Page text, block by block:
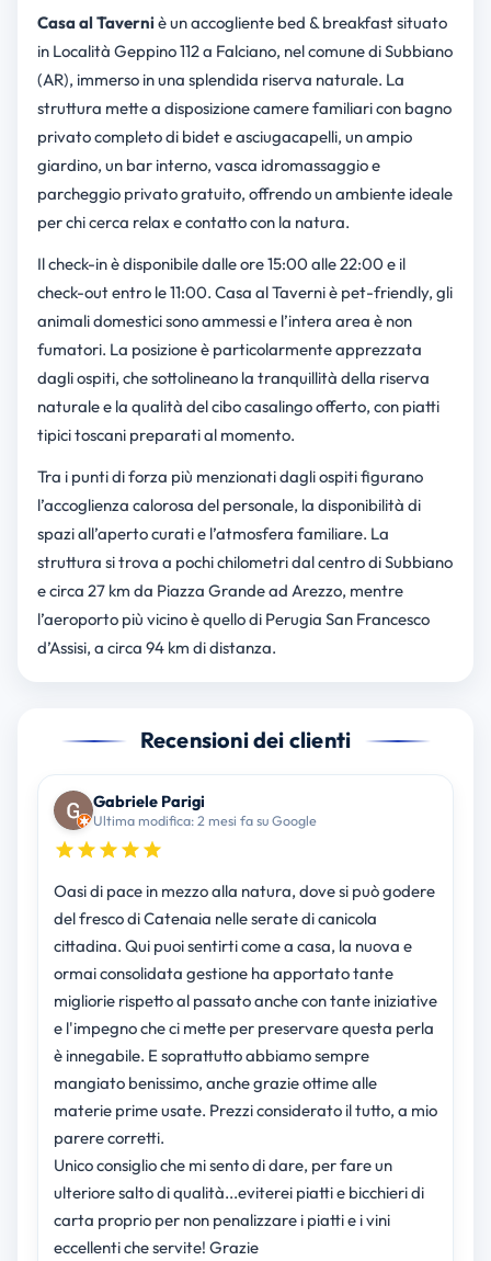
Casa al Taverniè un accogliente bed & breakfast situato
in Località Geppino 112 a Falciano, nel comune di Subbiano
(AR), immerso in una splendida riserva naturale. La
struttura mette a disposizione camere familiari con bagno
privato completo di bidet e asciugacapelli, un ampio
giardino, un bar interno, vasca idromassaggio e
parcheggio privato gratuito, offrendo un ambiente ideale
per chi cerca relax e contatto con la natura.
Il check-in è disponibile dalle ore 15:00 alle 22:00 e il
check-out entro le 11:00. Casa al Taverni è pet-friendly, gli
animali domestici sono ammessi e l’intera area è non
fumatori. La posizione è particolarmente apprezzata
dagli ospiti, che sottolineano la tranquillità della riserva
naturale e la qualità del cibo casalingo offerto, con piatti
tipici toscani preparati al momento.
Tra i punti di forza più menzionati dagli ospiti figurano
l’accoglienza calorosa del personale, la disponibilità di
spazi all’aperto curati e l’atmosfera familiare. La
struttura si trova a pochi chilometri dal centro di Subbiano
e circa 27 km da Piazza Grande ad Arezzo, mentre
l’aeroporto più vicino è quello di Perugia San Francesco
d’Assisi, a circa 94 km di distanza.
Recensioni dei clienti
Gabriele Parigi
Ultima modifica: 2 mesi fa su Google
Oasi di pace in mezzo alla natura, dove si può godere
del fresco di Catenaia nelle serate di canicola
cittadina. Qui puoi sentirti come a casa, la nuova e
ormai consolidata gestione ha apportato tante
migliorie rispetto al passato anche con tante iniziative
e l'impegno che ci mette per preservare questa perla
è innegabile. E soprattutto abbiamo sempre
mangiato benissimo, anche grazie ottime alle
materie prime usate. Prezzi considerato il tutto, a mio
parere corretti.
Unico consiglio che mi sento di dare, per fare un
ulteriore salto di qualità...eviterei piatti e bicchieri di
carta proprio per non penalizzare i piatti e i vini
eccellenti che servite! Grazie